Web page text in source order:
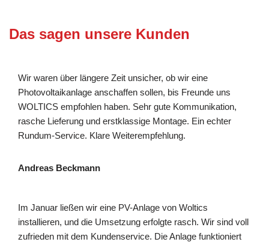
Das sagen unsere Kunden
Wir waren über längere Zeit unsicher, ob wir eine
Photovoltaikanlage anschaffen sollen, bis Freunde uns
WOLTICS empfohlen haben. Sehr gute Kommunikation,
rasche Lieferung und erstklassige Montage. Ein echter
Rundum-Service. Klare Weiterempfehlung.
Andreas Beckmann
Im Januar ließen wir eine PV-Anlage von Woltics
installieren, und die Umsetzung erfolgte rasch. Wir sind voll
zufrieden mit dem Kundenservice. Die Anlage funktioniert